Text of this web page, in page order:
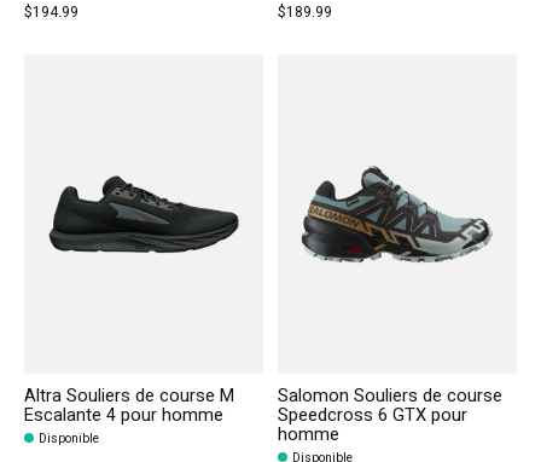
$194.99 $189.99
Altra Souliers de course M
Escalante 4 pour homme
Disponible
Salomon Souliers de course
Speedcross 6 GTX pour
homme
Disponible